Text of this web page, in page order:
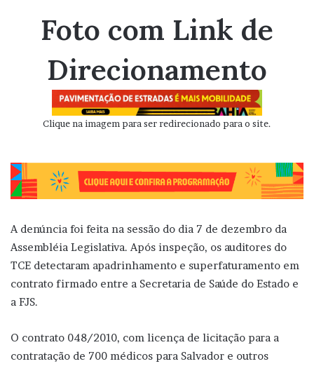
Foto com Link de
Direcionamento
Clique na imagem para ser redirecionado para o site.
A denúncia foi feita na sessão do dia 7 de dezembro da
Assembléia Legislativa. Após inspeção, os auditores do
TCE detectaram apadrinhamento e superfaturamento em
contrato firmado entre a Secretaria de Saúde do Estado e
a FJS.
O contrato 048/2010, com licença de licitação para a
contratação de 700 médicos para Salvador e outros